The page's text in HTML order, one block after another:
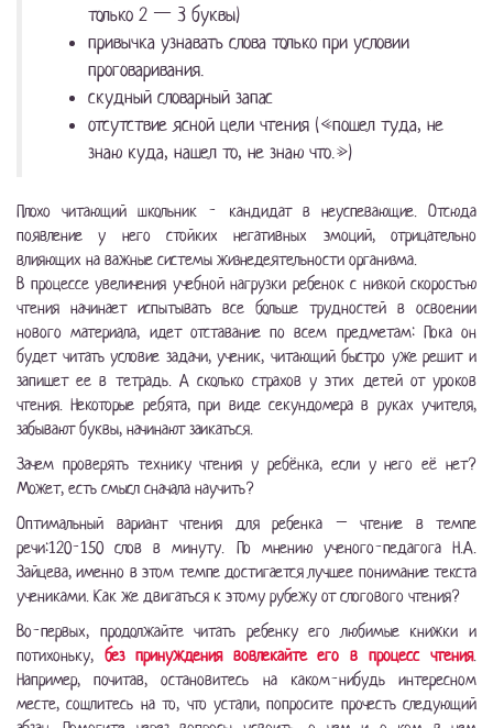
только 2 — 3 буквы)
привычка узнавать слова только при условии
проговаривания.
скудный словарный запас
отсутствие ясной цели чтения («пошел туда, не
знаю куда, нашел то, не знаю что.»)
Плохо читающий школьник - кандидат в неуспевающие. Отсюда
появление у него стойких негативных эмоций, отрицательно
влияющих на важные системы жизнедеятельности организма.
В процессе увеличения учебной нагрузки ребенок с низкой скоростью
чтения начинает испытывать все больше трудностей в освоении
нового материала, идет отставание по всем предметам: Пока он
будет читать условие задачи, ученик, читающий быстро уже решит и
запишет ее в тетрадь. А сколько страхов у этих детей от уроков
чтения. Некоторые ребята, при виде секундомера в руках учителя,
забывают буквы, начинают заикаться.
Зачем проверять технику чтения у ребёнка, если у него её нет?
Может, есть смысл сначала научить?
Оптимальный вариант чтения для ребенка – чтение в темпе
речи:120-150 слов в минуту. По мнению ученого-педагога Н.А.
Зайцева, именно в этом темпе достигается лучшее понимание текста
учениками. Как же двигаться к этому рубежу от слогового чтения?
Во-первых, продолжайте читать ребенку его любимые книжки и
потихоньку, без принуждения вовлекайте его в процесс чтения.
Например, почитав, остановитесь на каком-нибудь интересном
месте, сошлитесь на то, что устали, попросите прочесть следующий